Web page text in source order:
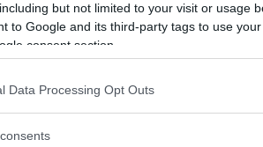
but not limited to your visit or usage
to Google and its third-party tags to use
consent section.
Data Processing Opt Outs
ett brett program av
och klassiker, konserter
ett café som är öppet i
till kultur i Kransen! Hemsida: